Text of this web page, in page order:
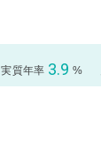
実質年率 3.9 %